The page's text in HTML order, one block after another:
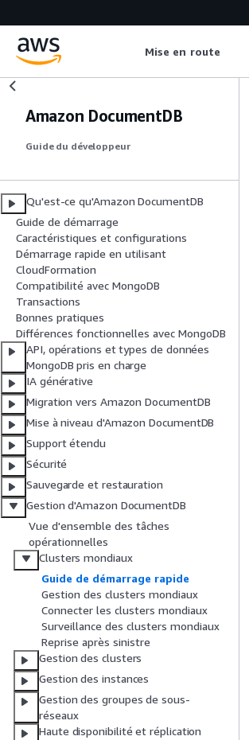
Mise en route
Amazon DocumentDB
Guide du développeur
Qu'est-ce qu'Amazon DocumentDB
Guide de démarrage
Caractéristiques et configurations
Démarrage rapide en utilisant
CloudFormation
Compatibilité avec MongoDB
Transactions
Bonnes pratiques
Différences fonctionnelles avec MongoDB
API, opérations et types de données
MongoDB pris en charge
IA générative
Migration vers Amazon DocumentDB
Mise à niveau d'Amazon DocumentDB
Support étendu
Sécurité
Sauvegarde et restauration
Gestion d'Amazon DocumentDB
Vue d'ensemble des tâches
opérationnelles
Clusters mondiaux
Guide de démarrage rapide
Gestion des clusters mondiaux
Connecter les clusters mondiaux
Surveillance des clusters mondiaux
Reprise après sinistre
Gestion des clusters
Gestion des instances
Gestion des groupes de sous-
réseaux
Haute disponibilité et réplication